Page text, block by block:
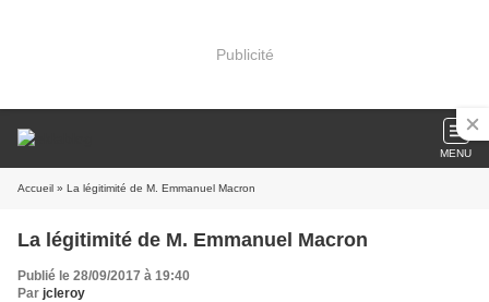
Publicité
MENU
Accueil » La légitimité de M. Emmanuel Macron
La légitimité de M. Emmanuel Macron
Publié le 28/09/2017 à 19:40
Par jcleroy